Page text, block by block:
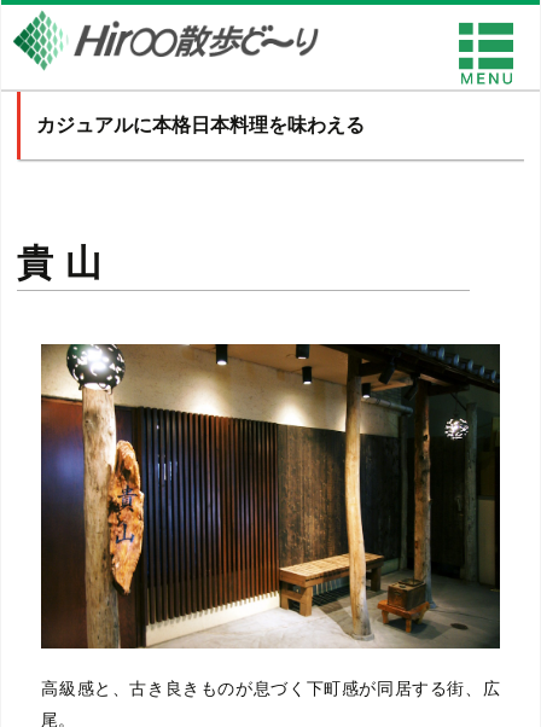
カジュアルに本格日本料理を味わえる
貴山
高級感と、古き良きものが息づく下町感が同居する街、広
尾。